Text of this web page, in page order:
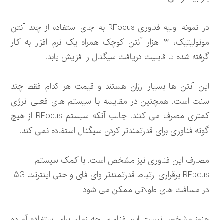
در نمونه اولیه فناوری RFocus به جای استفاده از چند آنتن
مونولیتیک، ۳ هزار آنتن کوچک همراه یک نرم افزار به کار
گرفته شده تا قابلیت دریافت سیگنال را افزایش یابد.
این آنتن ها بسیار ارزان هستند و قیمت هر کدام فقط چند
سنت است. همچنین در مقایسه با سیستم های فعلی انرژی
کمتری مصرف می کنند. جالب آنکه سیستم RFocus از هیچ
گونه فناوری برای قدرتمندتر کردن سیگنال استفاده نمی کند.
مصارف این فناوری نیز مشخص است. با کمک سیستم
RFocus برقراری ارتباط قدرتمندتر وای فای و حتی اینترنت ۵G
در مسافت های طولانی ممکن می شود.